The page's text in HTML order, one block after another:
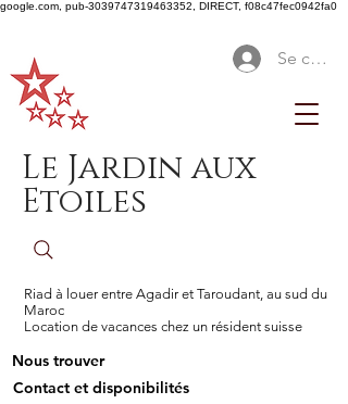
google.com, pub-3039747319463352, DIRECT, f08c47fec0942fa0
Se
Le Jardin aux
Etoiles
Riad à louer entre Agadir et Taroudant, au sud du
Maroc
Location de vacances chez un résident suisse
Nous trouver
Contact et disponibilités